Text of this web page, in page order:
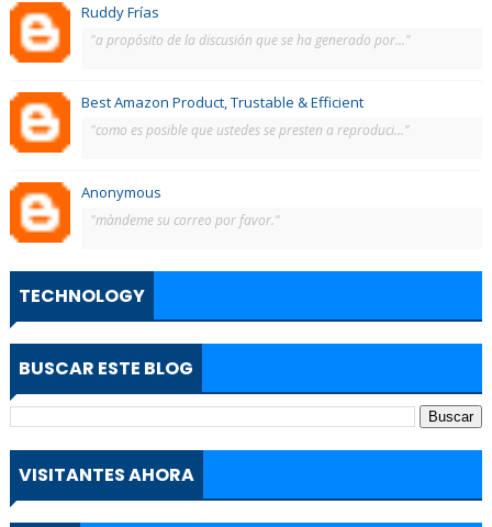
Ruddy Frías
"a propósito de la discusión que se ha generado por..."
Best Amazon Product, Trustable & Efficient
"como es posible que ustedes se presten a reproduci..."
Anonymous
"màndeme su correo por favor."
TECHNOLOGY
BUSCAR ESTE BLOG
VISITANTES AHORA